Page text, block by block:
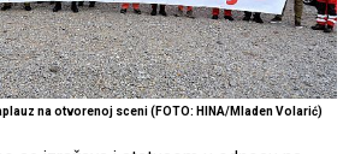
na otvorenoj sceni (FOTO: HINA/Mladen Volarić)